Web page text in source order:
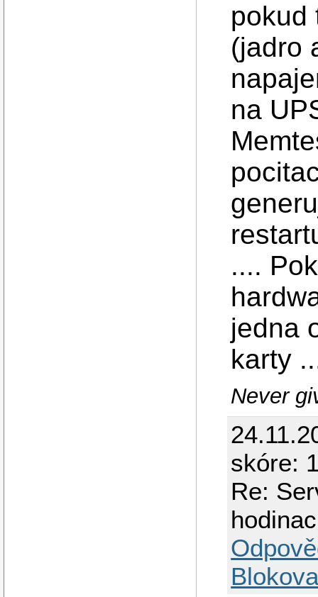
pokud
(jadro
na
....
jedna
karty
Never
skóre:
Re: